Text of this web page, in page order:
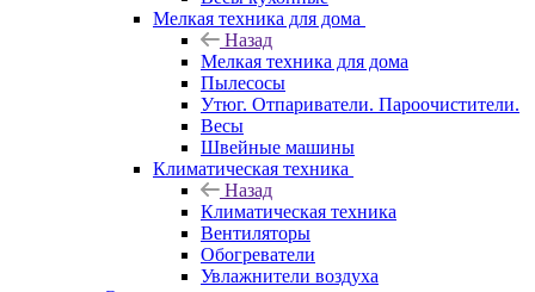
Мелкая техника для дома
Назад
Мелкая техника для дома
Пылесосы
Утюг. Отпариватели. Пароочистители.
Весы
Швейные машины
Климатическая техника
Назад
Климатическая техника
Вентиляторы
Обогреватели
Увлажнители воздуха